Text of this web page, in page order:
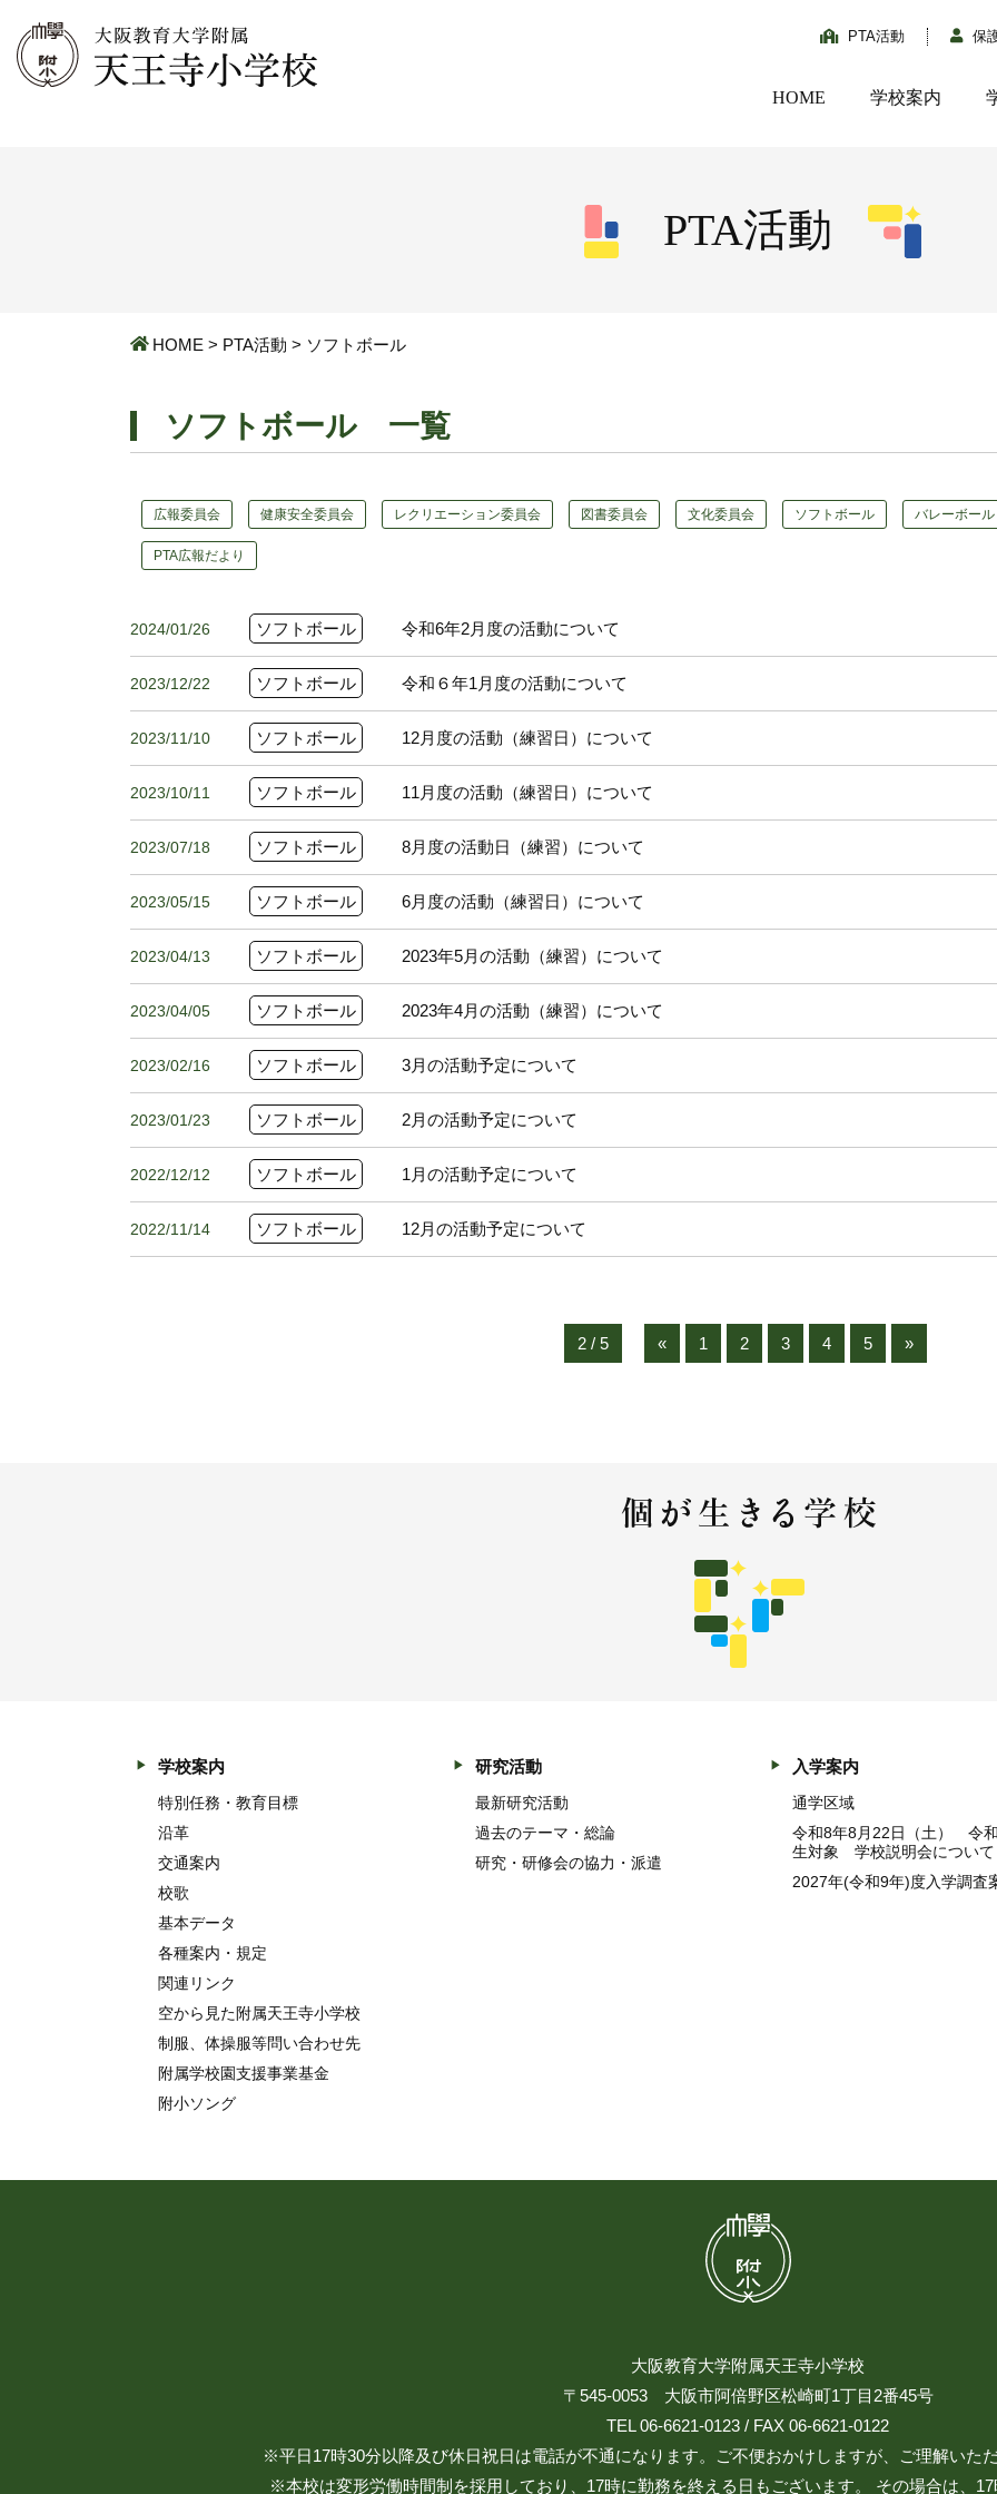
PTA活動 保
HOME 学校案内
PTA活動
HOME > PTA活動 > ソフトボール
ソフトボール 一覧
広報委員会 健康安全委員会 レクリエーション委員会 図書委員会 文化委員会 ソフトボール バレーボール
PTA広報だより
2024/01/26 ソフトボール 令和6年2月度の活動について
2023/12/22 ソフトボール 令和６年1月度の活動について
2023/11/10 ソフトボール 12月度の活動（練習日）について
2023/10/11 ソフトボール 11月度の活動（練習日）について
2023/07/18 ソフトボール 8月度の活動日（練習）について
2023/05/15 ソフトボール 6月度の活動（練習日）について
2023/04/13 ソフトボール 2023年5月の活動（練習）について
2023/04/05 ソフトボール 2023年4月の活動（練習）について
2023/02/16 ソフトボール 3月の活動予定について
2023/01/23 ソフトボール 2月の活動予定について
2022/12/12 ソフトボール 1月の活動予定について
2022/11/14 ソフトボール 12月の活動予定について
2 / 5 « 1 2 3 4 5 »
学校案内
特別任務・教育目標
沿革
交通案内
校歌
基本データ
各種案内・規定
関連リンク
空から見た附属天王寺小学校
制服、体操服等問い合わせ先
附属学校園支援事業基金
附小ソング
研究活動
最新研究活動
過去のテーマ・総論
研究・研修会の協力・派遣
入学案内
通学区域
令和8年8月22日（土） 令
生対象 学校説明会について
2027年(令和9年)度入学調査
大阪教育大学附属天王寺小学校
〒545-0053 大阪市阿倍野区松崎町1丁目2番45号
TEL 06-6621-0123 / FAX 06-6621-0122
※平日17時30分以降及び休日祝日は電話が不通になります。ご不便おかけしますが、ご理解いた
※本校は変形労働時間制を採用しており、17時に勤務を終える日もございます。 その場合は、17